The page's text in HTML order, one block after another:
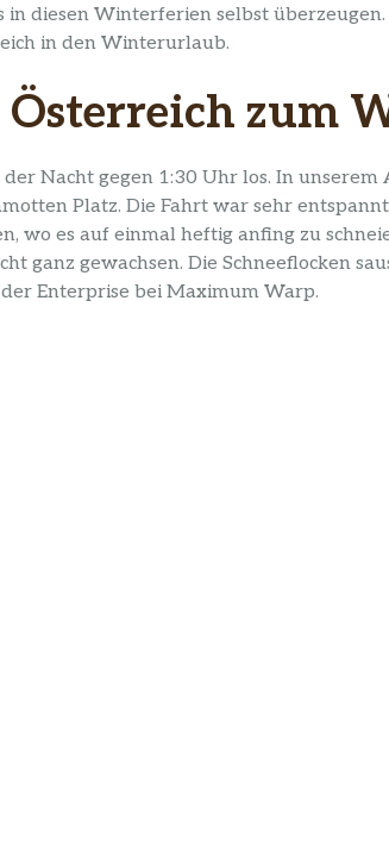
diesen Winterferien selbst
in den Winterurlaub.
zum
Nacht gegen 1:30 Uhr los. In
Platz. Die Fahrt war sehr
wo es auf einmal heftig anfing zu
ganz gewachsen. Die Schneeflocken
Enterprise bei Maximum Warp.